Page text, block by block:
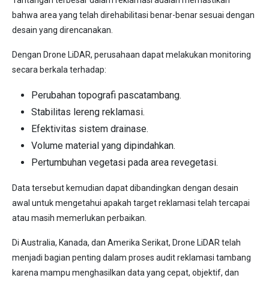
bahwa area yang telah direhabilitasi benar-benar sesuai dengan
desain yang direncanakan.
Dengan Drone LiDAR, perusahaan dapat melakukan monitoring
secara berkala terhadap:
Perubahan topografi pascatambang.
Stabilitas lereng reklamasi.
Efektivitas sistem drainase.
Volume material yang dipindahkan.
Pertumbuhan vegetasi pada area revegetasi.
Data tersebut kemudian dapat dibandingkan dengan desain
awal untuk mengetahui apakah target reklamasi telah tercapai
atau masih memerlukan perbaikan.
Di Australia, Kanada, dan Amerika Serikat, Drone LiDAR telah
menjadi bagian penting dalam proses audit reklamasi tambang
karena mampu menghasilkan data yang cepat, objektif, dan